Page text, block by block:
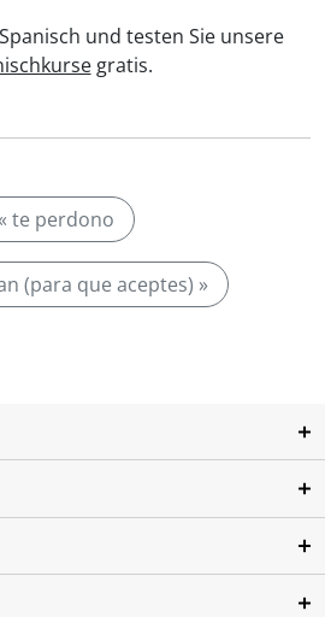
und testen Sie unsere
gratis.
te perdono
(para que aceptes) »